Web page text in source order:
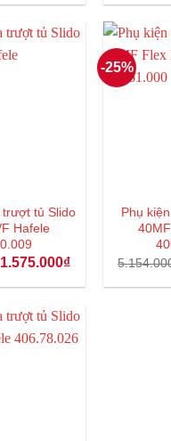
là:
tại
783.000₫.
tủ Slido
Hafele
Giá
là:
1.575.000₫Giá
tại
1.575.000₫.
-25%
Phụ